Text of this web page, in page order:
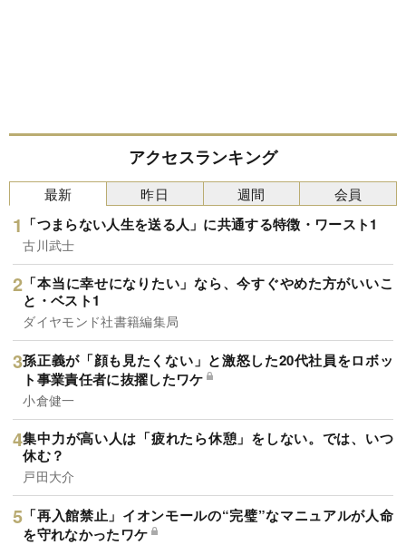
アクセスランキング
最新
「つまらない人生を送る人」に共通する特徴・ワースト1
古川武士
「本当に幸せになりたい」なら、今すぐやめた方がいいこ
と・ベスト1
ダイヤモンド社書籍編集局
孫正義が「顔も見たくない」と激怒した20代社員をロボッ
ト事業責任者に抜擢したワケ
小倉健一
集中力が高い人は「疲れたら休憩」をしない。では、いつ
休む？
戸田大介
「再入館禁止」イオンモールの“完璧”なマニュアルが人命
を守れなかったワケ
昨日 週間 会員